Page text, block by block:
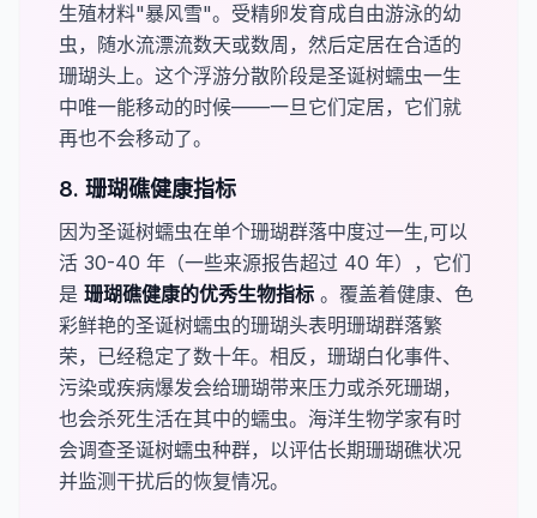
生殖材料"暴风雪"。受精卵发育成自由游泳的幼
虫，随水流漂流数天或数周，然后定居在合适的
珊瑚头上。这个浮游分散阶段是圣诞树蠕虫一生
中唯一能移动的时候——一旦它们定居，它们就
再也不会移动了。
8. 珊瑚礁健康指标
因为圣诞树蠕虫在单个珊瑚群落中度过一生,可以
活 30-40 年（一些来源报告超过 40 年），它们
是 ​珊瑚礁健康的优秀生物指标​ 。覆盖着健康、色
彩鲜艳的圣诞树蠕虫的珊瑚头表明珊瑚群落繁
荣，已经稳定了数十年。相反，珊瑚白化事件、
污染或疾病爆发会给珊瑚带来压力或杀死珊瑚，
也会杀死生活在其中的蠕虫。海洋生物学家有时
会调查圣诞树蠕虫种群，以评估长期珊瑚礁状况
并监测干扰后的恢复情况。